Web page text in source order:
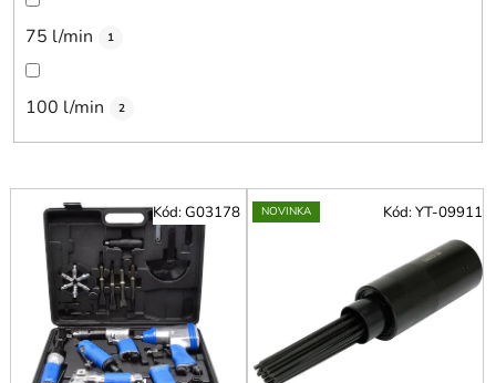
75 l/min 1
100 l/min 2
V Kód:G03178 NOVINKA Kód:YT-09911